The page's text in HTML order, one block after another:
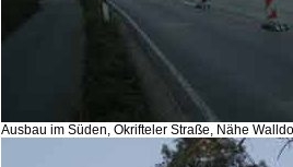
Ausbau im Süden, Okrifteler Straße, Nähe